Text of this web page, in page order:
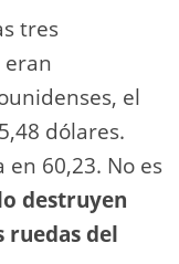
tres
eran
el
dólares.
en 60,23. No es
destruyen
ruedas del